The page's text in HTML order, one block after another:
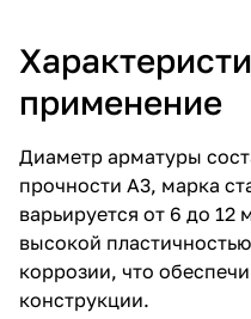
применение
Диаметр арматуры
прочности А3, марка
варьируется от 6 до 12
высокой
коррозии, что
конструкции.